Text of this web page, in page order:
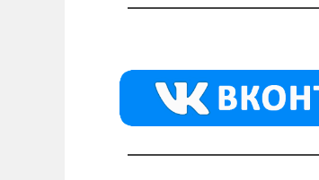
n
kl
a
ss
ni
e
a
m
at
A
p
p